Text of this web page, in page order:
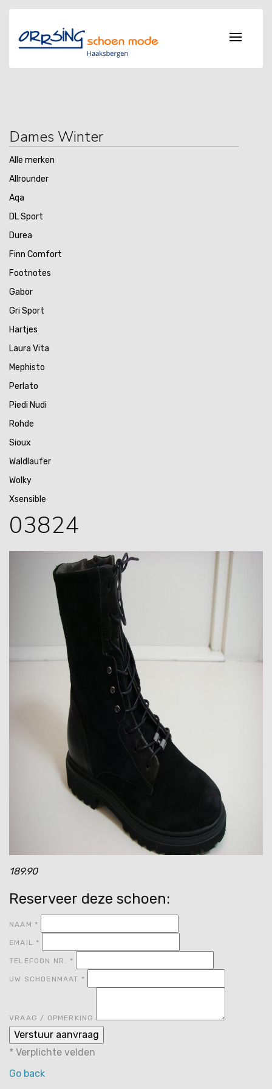
Dames Winter
Alle merken
Allrounder
Aqa
DL Sport
Durea
Finn Comfort
Footnotes
Gabor
Gri Sport
Hartjes
Laura Vita
Mephisto
Perlato
Piedi Nudi
Rohde
Sioux
Waldlaufer
Wolky
Xsensible
03824
189.90
Reserveer deze schoen:
NAAM *
EMAIL *
TELEFOON NR. *
UW SCHOENMAAT *
VRAAG / OPMERKING
* Verplichte velden
Go back